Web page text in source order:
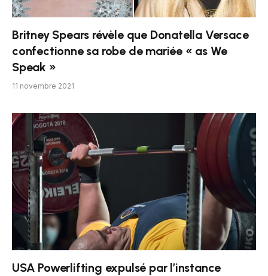
Britney Spears révèle que Donatella Versace
confectionne sa robe de mariée « as We
Speak »
11 novembre 2021
USA Powerlifting expulsé par l’instance